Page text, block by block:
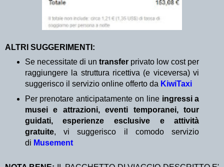
ALTRI SUGGERIMENTI:
Se necessitate di un transfer privato low cost per
raggiungere la struttura ricettiva (e viceversa) vi
suggerisco il servizio online offerto da KiwiTaxi
Per prenotare anticipatamente on line ingressi a
musei e attrazioni, eventi temporanei, tour
guidati, esperienze esclusive e attività
gratuite, vi suggerisco il comodo servizio
di Musement